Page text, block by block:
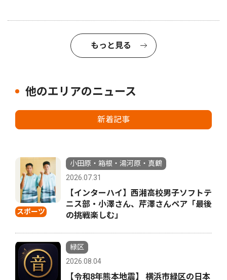
もっと見る
他のエリアのニュース
新着記事
スポーツ
小田原・箱根・湯河原・真鶴
2026.07.31
【インターハイ】西湘高校男子ソフトテ
ニス部・小澤さん、芹澤さんペア「最後
の挑戦楽しむ」
緑区
2026.08.04
【令和8年熊本地震】 横浜市緑区の日本